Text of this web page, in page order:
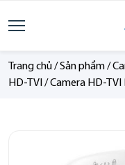
Trang chủ/Sản phẩm/
HD-TVI /Camera HD-TVI